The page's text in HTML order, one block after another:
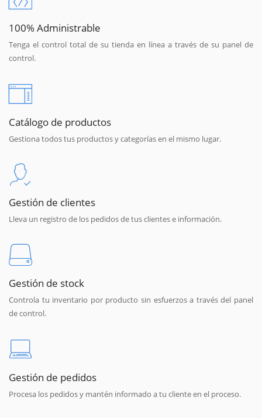
100% Administrable
Tenga el control total de su tienda en línea a través de su panel de
control.
Catálogo de productos
Gestiona todos tus productos y categorías en el mismo lugar.
Gestión de clientes
Lleva un registro de los pedidos de tus clientes e información.
Gestión de stock
Controla tu inventario por producto sin esfuerzos a través del panel
de control.
Gestión de pedidos
Procesa los pedidos y mantén informado a tu cliente en el proceso.